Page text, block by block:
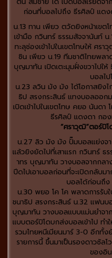
ก่อนที่บอลไปถึง ธีรศิลป์ แดง
น.13 ทาน เพียว ตวัดยิงหน้าเขต
เข้ามือ กวินทร์ ธรรมสัจจานันท์
ทะลุช่องเข้าไปในเขตโทษให้ ศร
ซิน เพียว น.19 ทีมชาติไทยพลา
บุญมาทัน เปิดเตะมุมฝั่งขวาไปให้
บอลไ
น.23 ลวิน มัง มัง ได้โอกาสยิง
ธิป สรงกระสินธ์ แทงบอลออก
เปิดเข้าไปในเขตโทษ คยอ นันด
ธีรศิลป์ แดงดา กอ
”ศราวุฒิ”ตอร์ปิ
น.27 ลิว มัง มัง ปั๊มบอลแย่งจ
แล้วยิงยัดไปที่เสาแรก กวินทร์ ธ
าทร บุญมาทัน วางบอลจากกล
ปีดไปเอาบอลก่อนที่จะเปิดกลับม
บอลได้ก่อนถึ
น.30 พยอ โค โค พลาดการรับ
ชนาธิป สรงกระสินธ์ น.32 แฟนบ
บุญมาทัน วางบอลแบบแม่นยำจา
แบบตอร์ปิโดบกส่งบอลเข้าไป ทำ
รวมไทยหนีเมียนมาร์ 3-0 อีกทั้ง
รายการนี้ ขึ้นมาเป็นรองดาวซัล
ของอิ